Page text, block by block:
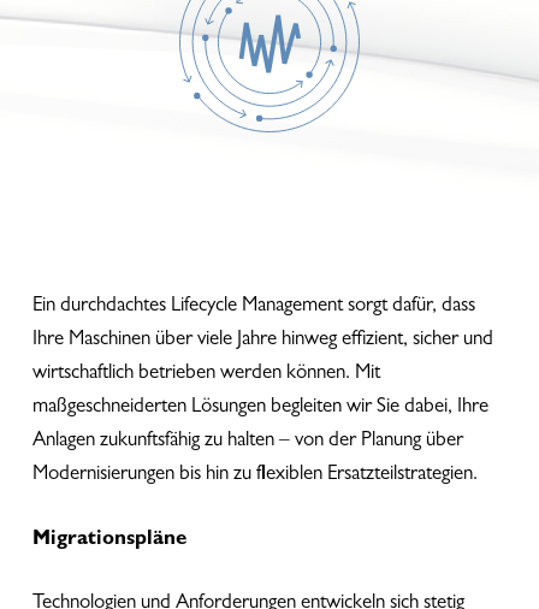
Ein durchdachtes Lifecycle Management sorgt dafür, dass
Ihre Maschinen über viele Jahre hinweg effizient, sicher und
wirtschaftlich betrieben werden können. Mit
maßgeschneiderten Lösungen begleiten wir Sie dabei, Ihre
Anlagen zukunftsfähig zu halten – von der Planung über
Modernisierungen bis hin zu flexiblen Ersatzteilstrategien.
Migrationspläne
Technologien und Anforderungen entwickeln sich stetig